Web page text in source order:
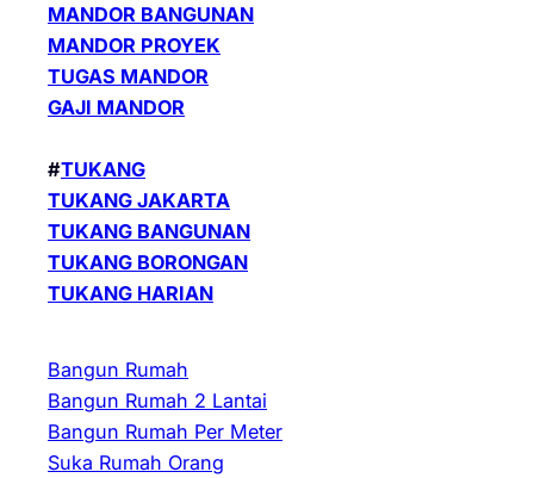
MANDOR BANGUNAN
MANDOR PROYEK
TUGAS MANDOR
GAJI MANDOR
#TUKANG
TUKANG JAKARTA
TUKANG BANGUNAN
TUKANG BORONGAN
TUKANG HARIAN
Bangun Rumah
Bangun Rumah 2 Lantai
Bangun Rumah Per Meter
Suka Rumah Orang